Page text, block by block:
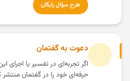
طرح سؤال رایگان
دعوت به گفتمان
اگر تجربه‌ای در تفسیر یا اجرای
حرفه‌ای خود را در گفتمان منتشر